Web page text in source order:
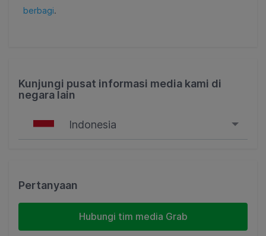
berbagi.
Kunjungi pusat informasi media kami di
negara lain
Indonesia
Malaysia
Indonesia
Pertanyaan
Hubungi tim media Grab